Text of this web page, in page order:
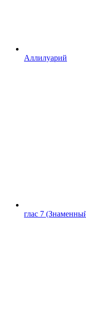
Аллилуарий
глас 7